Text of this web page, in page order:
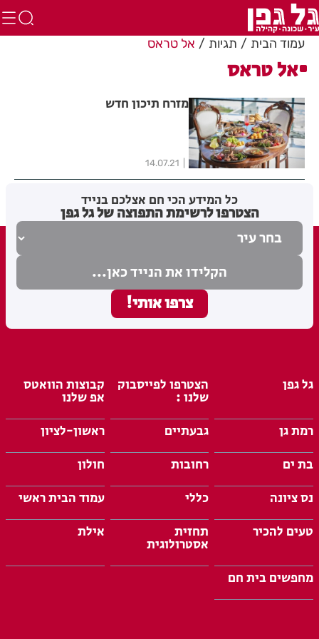
עמוד הבית תגיות אל טראס
אל טראס
מזרח תיכון חדש
14.07.21
כל המידע הכי חם אצלכם בנייד
הצטרפו לרשימת התפוצה של גל גפן
גל גפן הצטרפו לפייסבוק
שלנו :
קבוצות הוואטס
אפ שלנו
רמת גן
גבעתיים
ראשון-לציון
בת ים
רחובות
חולון
נס ציונה
כללי
עמוד הבית ראשי
טעים להכיר
תחזית
אסטרולוגית
אילת
מחפשים בית חם